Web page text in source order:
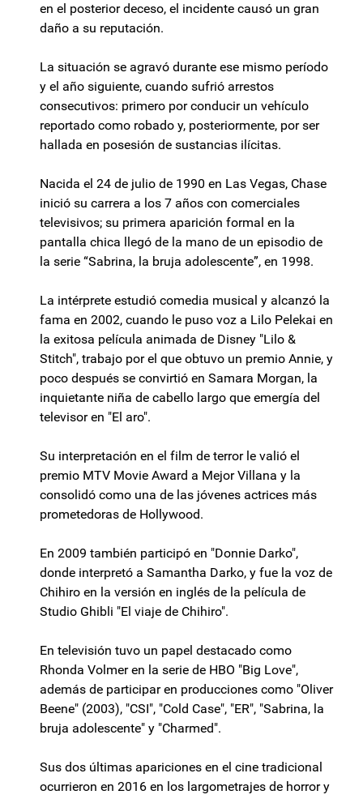
en el posterior deceso, el incidente causó un gran
daño a su reputación.
La situación se agravó durante ese mismo período
y el año siguiente, cuando sufrió arrestos
consecutivos: primero por conducir un vehículo
reportado como robado y, posteriormente, por ser
hallada en posesión de sustancias ilícitas.
Nacida el 24 de julio de 1990 en Las Vegas, Chase
inició su carrera a los 7 años con comerciales
televisivos; su primera aparición formal en la
pantalla chica llegó de la mano de un episodio de
la serie “Sabrina, la bruja adolescente”, en 1998.
La intérprete estudió comedia musical y alcanzó la
fama en 2002, cuando le puso voz a Lilo Pelekai en
la exitosa película animada de Disney "Lilo &
Stitch", trabajo por el que obtuvo un premio Annie, y
poco después se convirtió en Samara Morgan, la
inquietante niña de cabello largo que emergía del
televisor en "El aro".
Su interpretación en el film de terror le valió el
premio MTV Movie Award a Mejor Villana y la
consolidó como una de las jóvenes actrices más
prometedoras de Hollywood.
En 2009 también participó en "Donnie Darko",
donde interpretó a Samantha Darko, y fue la voz de
Chihiro en la versión en inglés de la película de
Studio Ghibli "El viaje de Chihiro".
En televisión tuvo un papel destacado como
Rhonda Volmer en la serie de HBO "Big Love",
además de participar en producciones como "Oliver
Beene" (2003), "CSI", "Cold Case", "ER", "Sabrina, la
bruja adolescente" y "Charmed".
Sus dos últimas apariciones en el cine tradicional
ocurrieron en 2016 en los largometrajes de horror y